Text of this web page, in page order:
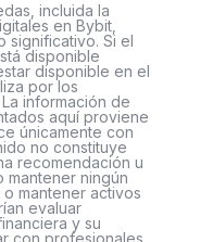
incluida la
en Bybit,
significativo. Si el
disponible
disponible en el
por los
información de
aquí proviene
únicamente con
no constituye
recomendación u
ningún
mantener activos
evaluar
y su
con profesionales